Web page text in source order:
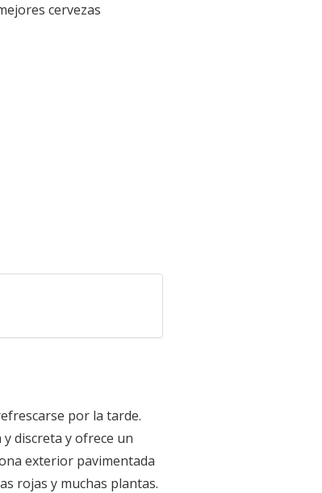
cervezas
por la tarde.
discreta y ofrece un
exterior pavimentada
rojas y muchas plantas.